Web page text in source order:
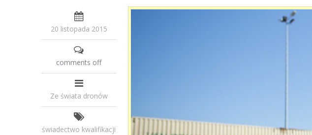
20 listopada 2015
comments off
Ze świata dronów
świadectwo kwalifikacji